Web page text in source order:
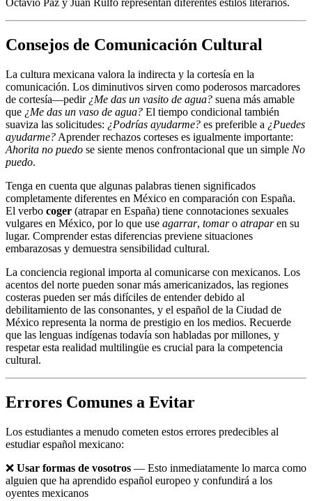
Octavio Paz y Juan Rulfo representan diferentes estilos literarios.
Consejos de Comunicación Cultural
La cultura mexicana valora la indirecta y la cortesía en la
comunicación. Los diminutivos sirven como poderosos marcadores
de cortesía—pedir ¿Me das un vasito de agua? suena más amable
que ¿Me das un vaso de agua? El tiempo condicional también
suaviza las solicitudes: ¿Podrías ayudarme? es preferible a ¿Puedes
ayudarme? Aprender rechazos corteses es igualmente importante:
Ahorita no puedo se siente menos confrontacional que un simple No
puedo.
Tenga en cuenta que algunas palabras tienen significados
completamente diferentes en México en comparación con España.
El verbo coger (atrapar en España) tiene connotaciones sexuales
vulgares en México, por lo que use agarrar, tomaro atraparen su
lugar. Comprender estas diferencias previene situaciones
embarazosas y demuestra sensibilidad cultural.
La conciencia regional importa al comunicarse con mexicanos. Los
acentos del norte pueden sonar más americanizados, las regiones
costeras pueden ser más difíciles de entender debido al
debilitamiento de las consonantes, y el español de la Ciudad de
México representa la norma de prestigio en los medios. Recuerde
que las lenguas indígenas todavía son habladas por millones, y
respetar esta realidad multilingüe es crucial para la competencia
cultural.
Errores Comunes a Evitar
Los estudiantes a menudo cometen estos errores predecibles al
estudiar español mexicano:
❌ Usar formas de vosotros — Esto inmediatamente lo marca como
alguien que ha aprendido español europeo y confundirá a los
oyentes mexicanos